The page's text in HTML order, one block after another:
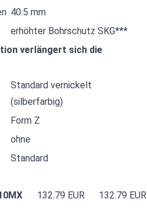
40.5 mm
erhöhter Bohrschutz SKG***
verlängert sich die
Standard vernickelt
(silberfarbig)
Form Z
ohne
Standard
132.79 EUR 132.79 EUR